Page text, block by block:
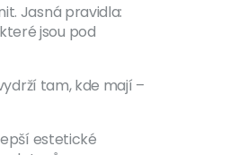
Jasná pravidla:
jsou pod
tam, kde mají –
estetické